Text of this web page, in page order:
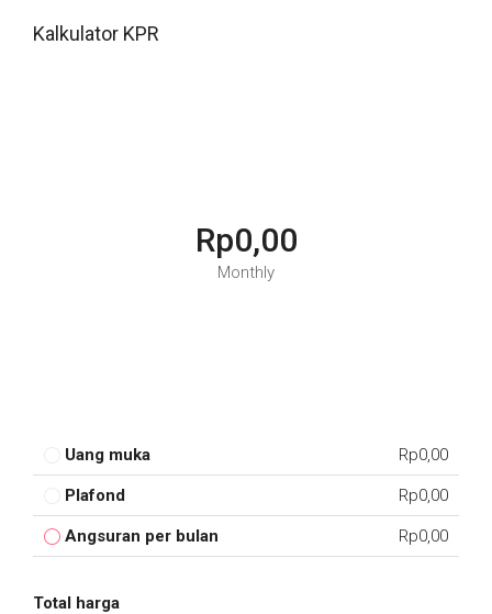
Kalkulator KPR
Rp0,00
Monthly
Uang muka Rp0,00
Plafond Rp0,00
Angsuran per bulan Rp0,00
Total harga